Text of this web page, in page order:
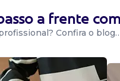
a frente
Confira o